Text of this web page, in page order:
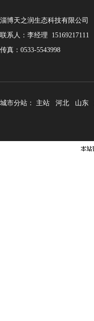
淄博天之润生态科技有限公司
联系人：李经理 15169217111
传真：0533-5543998
城市分站： 主站 河北 山东